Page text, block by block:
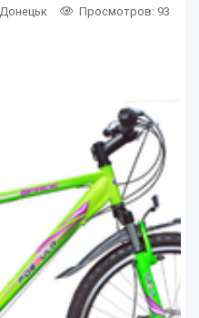
Донецьк Просмотров: 93